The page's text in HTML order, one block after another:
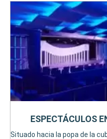
Situado hacia la popa de la
ESPECTÁCULOS